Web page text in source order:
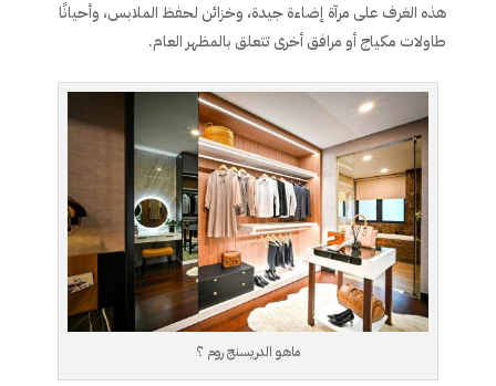
هذه الغرف على مرآة إضاءة جيدة، وخزائن لحفظ الملابس، وأحيانًا
طاولات مكياج أو مرافق أخرى تتعلق بالمظهر العام.
ماهو الدريسنج روم ؟